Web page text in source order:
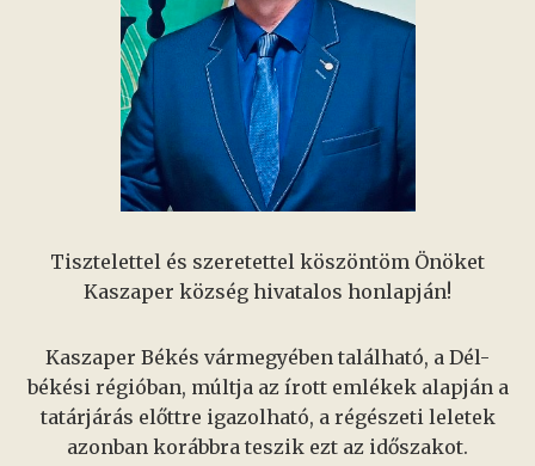
Tisztelettel és szeretettel köszöntöm Önöket
Kaszaper község hivatalos honlapján!
Kaszaper Békés vármegyében található, a Dél-
békési régióban, múltja az írott emlékek alapján a
tatárjárás előttre igazolható, a régészeti leletek
azonban korábbra teszik ezt az időszakot.